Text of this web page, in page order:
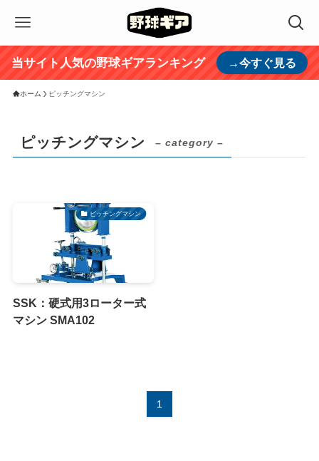
当サイト人気の野球ギアランキング →今すぐ見る
ホーム ピッチングマシン
ピッチングマシン – category –
ピッチングマシン
SSK：硬式用3ローター式
マシン SMA102
1